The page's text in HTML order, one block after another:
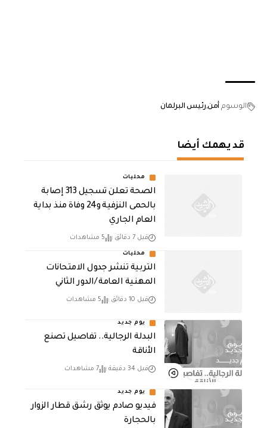
الوسوم أمن رئيس البرلمان
قد يهمك أيضا
محليات
الصحة تعلن تسجيل 313 إصابة
بالحمى النزفية و24 وفاة منذ بداية
العام الجاري
قبل 7 دقائق 5 مشاهدات
محليات
التربية تنشر جدول الامتحانات
المهنية العامة /الدور الثاني
قبل 10 دقائق 5 مشاهدات
يوم جديد
البدلة الرجالية.. تفاصيل تصنع
الأناقة
قبل 34 دقيقة 7 مشاهدات
يوم جديد
فيديو صادم يوثق رشق قطار الزوار
بالحجارة